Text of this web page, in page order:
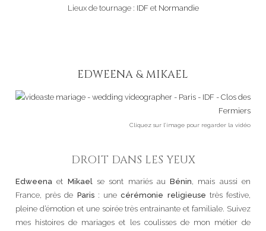
Lieux de tournage : IDFet Normandie
EDWEENA & MIKAEL
Cliquez sur l’image pour regarder la vidéo
DROIT DANS LES YEUX
Edweena et Mikaelse sont mariés auBénin, mais aussi en
France, près de Paris: unecérémonie religieuse très festive,
pleine d’émotion et une soirée très entrainante et familiale. Suivez
mes histoires de mariages et les coulisses de mon métier de